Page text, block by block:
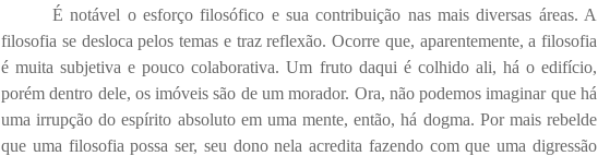
É notável o esforço filosófico e sua contribuição nas mais diversas áreas. A
filosofia se desloca pelos temas e traz reflexão. Ocorre que, aparentemente, a filosofia
é muita subjetiva e pouco colaborativa. Um fruto daqui é colhido ali, há o edifício,
porém dentro dele, os imóveis são de um morador. Ora, não podemos imaginar que há
uma irrupção do espírito absoluto em uma mente, então, há dogma. Por mais rebelde
que uma filosofia possa ser, seu dono nela acredita fazendo com que uma digressão